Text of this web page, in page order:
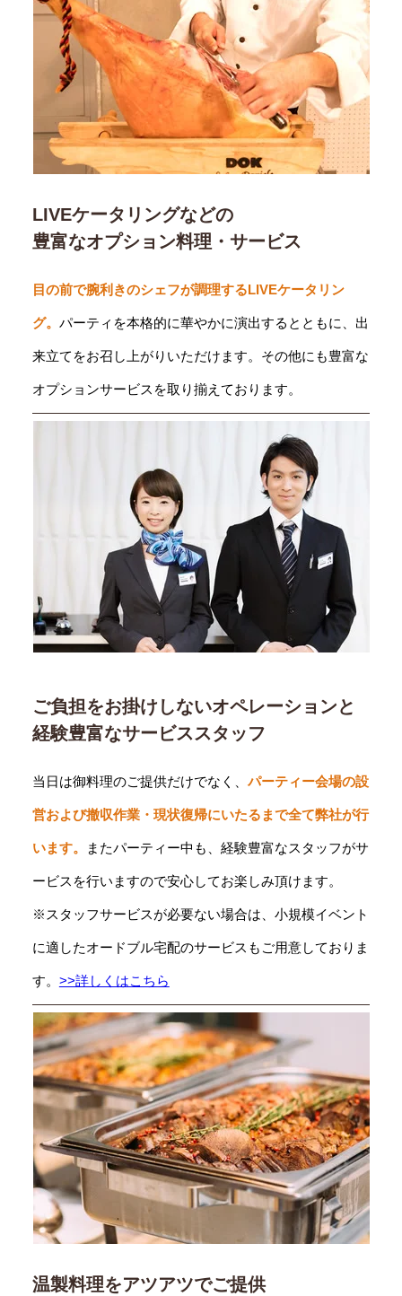
LIVEケータリングなどの
豊富なオプション料理・サービス
目の前で腕利きのシェフが調理するLIVEケータリン
グ。 パーティを本格的に華やかに演出するとともに、出
来立てをお召し上がりいただけます。その他にも豊富な
オプションサービスを取り揃えております。
ご負担をお掛けしないオペレーションと
経験豊富なサービススタッフ
当日は御料理のご提供だけでなく、パーティー会場の設
営および撤収作業・現状復帰にいたるまで全て弊社が行
います。 またパーティー中も、経験豊富なスタッフがサ
ービスを行いますので安心してお楽しみ頂けます。
※スタッフサービスが必要ない場合は、小規模イベント
に適したオードブル宅配のサービスもご用意しておりま
す。 >>詳しくはこちら
温製料理をアツアツでご提供